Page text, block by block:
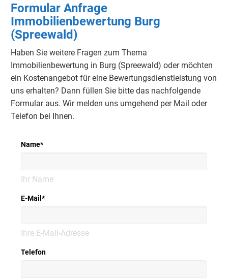
Formular Anfrage
Immobilienbewertung Burg
(Spreewald)
Haben Sie weitere Fragen zum Thema
Immobilienbewertung in Burg (Spreewald) oder möchten
ein Kostenangebot für eine Bewertungsdienstleistung von
uns erhalten? Dann füllen Sie bitte das nachfolgende
Formular aus. Wir melden uns umgehend per Mail oder
Telefon bei Ihnen.
Name*
Ihr Name
E-Mail *
Ihre E-Mail-Adresse
Telefon